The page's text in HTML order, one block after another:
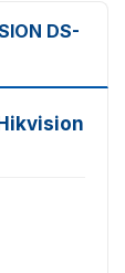
57°, FOV
28°, FOV
DS-